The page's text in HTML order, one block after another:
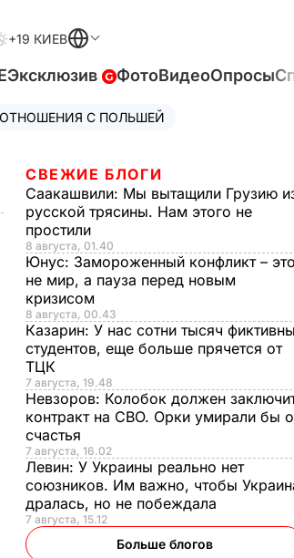
+19 КИЕВ
Эксклюзив ФотоВидеоОпросы
ОТНОШЕНИЯ С ПОЛЬШЕЙ
СВЕЖИЕ БЛОГИ
Саакашвили: Мы вытащили Грузию
русской трясины. Нам этого не
простили
8 августа, 01.40
Юнус: Замороженный конфликт – это
не мир, а пауза перед новым
кризисом
8 августа, 00.43
Казарин: У нас сотни тысяч
студентов, еще больше прячется от
ТЦК
7 августа, 19.48
Невзоров: Колобок должен
контракт на СВО. Орки умирали бы
счастья
7 августа, 16.02
Левин: У Украины реально нет
союзников. Им важно, чтобы
дралась, но не побеждала
7 августа, 15.12
Больше блогов